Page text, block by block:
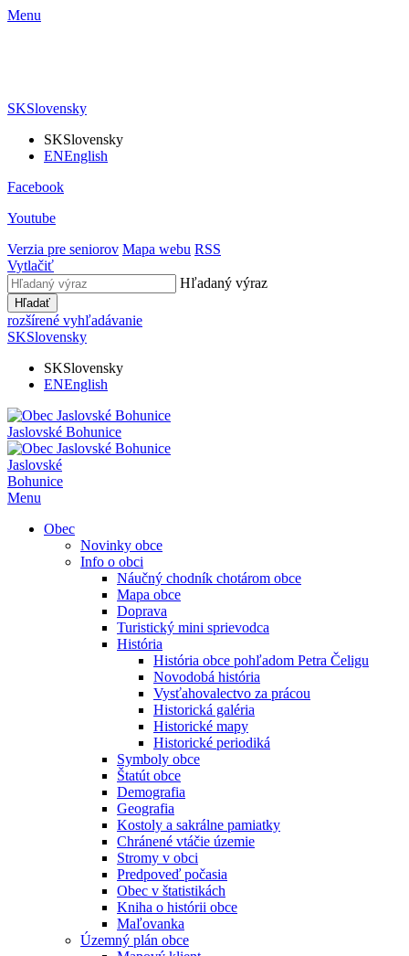
Menu
SKSlovensky
SKSlovensky
ENEnglish
Facebook
Youtube
Verzia pre seniorov Mapa webu RSS
Vytlačiť
Hľadaný výraz
Hľadať
rozšírené vyhľadávanie
SKSlovensky
SKSlovensky
ENEnglish
Jaslovské Bohunice
Jaslovské
Bohunice
Menu
Obec
Novinky obce
Info o obci
Náučný chodník chotárom obce
Mapa obce
Doprava
Turistický mini sprievodca
História
História obce pohľadom Petra Čeligu
Novodobá história
Vysťahovalectvo za prácou
Historická galéria
Historické mapy
Historické periodiká
Symboly obce
Štatút obce
Demografia
Geografia
Kostoly a sakrálne pamiatky
Chránené vtáčie územie
Stromy v obci
Predpoveď počasia
Obec v štatistikách
Kniha o histórii obce
Maľovanka
Územný plán obce